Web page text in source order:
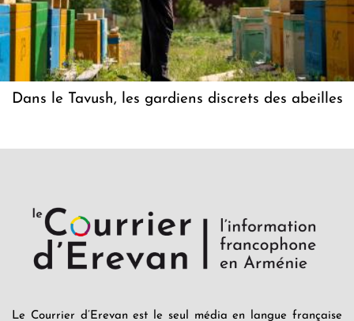
Dans le Tavush, les gardiens discrets des abeilles
Le Courrier d’Erevan est le seul média en langue française